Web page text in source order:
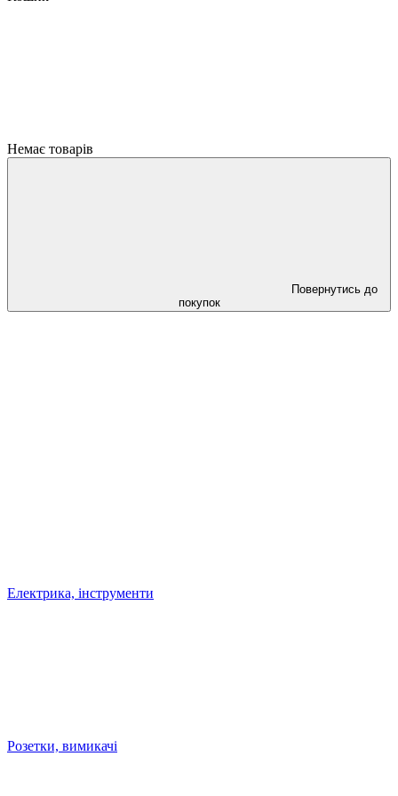
Немає товарів
Повернутись до
покупок
Електрика, інструменти
Розетки, вимикачі